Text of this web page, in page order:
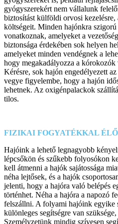
gyógyszerekért nem vállalunk
biztosítást külföldi orvosi kezelésre,
költségeit. Minden hajónkra
vonatkoznak, amelyeket a
biztonsága érdekében sok helyen
amelyeket minden vendégnek a
hogy megakadályozza a kórokozók
Kérésre, sok hajón engedélyezett
vegye figyelembe, hogy a hajón
lehetnek. Az oxigénpalackok
tilos.
FIZIKAI FOGYATÉKKAL
Hajóink a lehető legnagyobb
lépcsőkön és szűkebb folyosókon
kell átmenni a hajók sajátossága
néha lejtősek, és a hajók
jelenti, hogy a hajóra való belépés
történhet. Néha a hajóra a napozó
felszállni. A folyami hajóink egyike
különleges segítségre van
Személyzetünk mindig szívesen